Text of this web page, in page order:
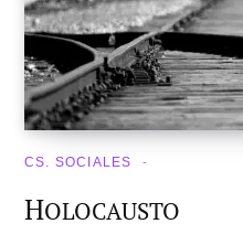
CS. SOCIALES
HOLOCAUSTO